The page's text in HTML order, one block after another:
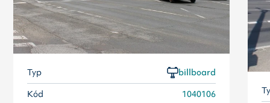
Typ
billboard
Kód
1040106